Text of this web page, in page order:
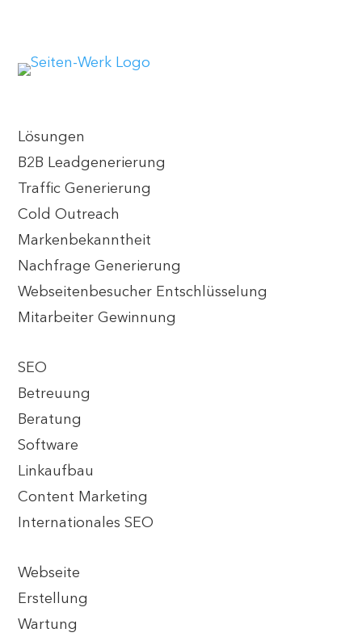
Lösungen
B2B Leadgenerierung
Traffic Generierung
Cold Outreach
Markenbekanntheit
Nachfrage Generierung
Webseitenbesucher Entschlüsselung
Mitarbeiter Gewinnung
SEO
Betreuung
Beratung
Software
Linkaufbau
Content Marketing
Internationales SEO
Webseite
Erstellung
Wartung